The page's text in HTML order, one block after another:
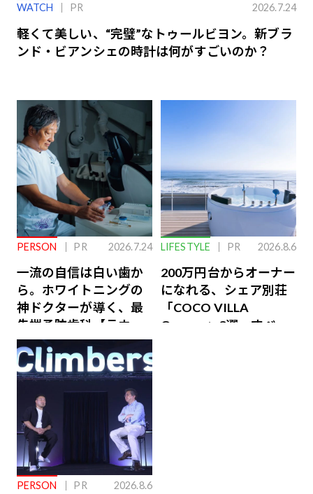
WATCH PR 2026.7.24
軽くて美しい、“完璧”なトゥールビヨン。新ブラ
ンド・ビアンシェの時計は何がすごいのか？
PERSON PR 2026.7.24
一流の自信は白い歯か
ら。ホワイトニングの
神ドクターが導く、最
先端予防歯科【ラウン
ジ会員特典あり】
LIFESTYLE PR 2026.8.6
200万円台からオーナー
になれる、シェア別荘
「COCO VILLA
Owners」3選。すべて
PERSON PR 2026.8.6